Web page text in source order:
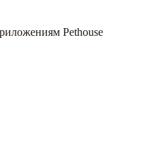
Pethouse